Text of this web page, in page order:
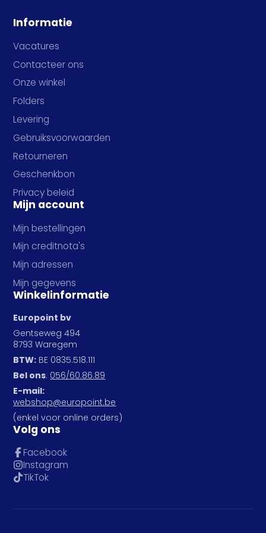
Informatie
Vacatures
Contacteer ons
Onze winkel
Folders
Levering
Gebruiksvoorwaarden
Retourneren
Geschenkbon
Privacy beleid
Mijn account
Mijn bestellingen
Mijn creditnota's
Mijn adressen
Mijn gegevens
Winkelinformatie
Europoint bv
Gentseweg 494
8793 Waregem
BTW: BE 0835.518.111
Bel ons: 056/60.86.89
E-mail:
webshop@europoint.be
(enkel voor online orders)
Volg ons
Facebook
Instagram
TikTok